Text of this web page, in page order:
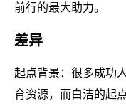
前行的最大助力。
差异
起点背景：很多成功
育资源，而白洁的起